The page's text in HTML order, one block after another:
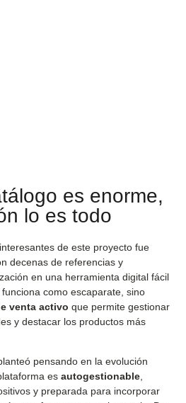
es enorme,
lo es todo
de este proyecto fue
decenas de referencias y
en una herramienta digital fácil
como escaparate, sino
venta activo que permite gestionar
y destacar los productos más
pensando en la evolución
es autogestionable,
y preparada para incorporar